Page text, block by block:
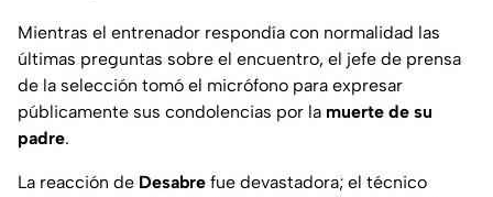
Mientras el entrenador respondía con normalidad las
últimas preguntas sobre el encuentro, el jefe de prensa
de la selección tomó el micrófono para expresar
públicamente sus condolencias por la muerte de su
padre.
La reacción de Desabre fue devastadora; el técnico